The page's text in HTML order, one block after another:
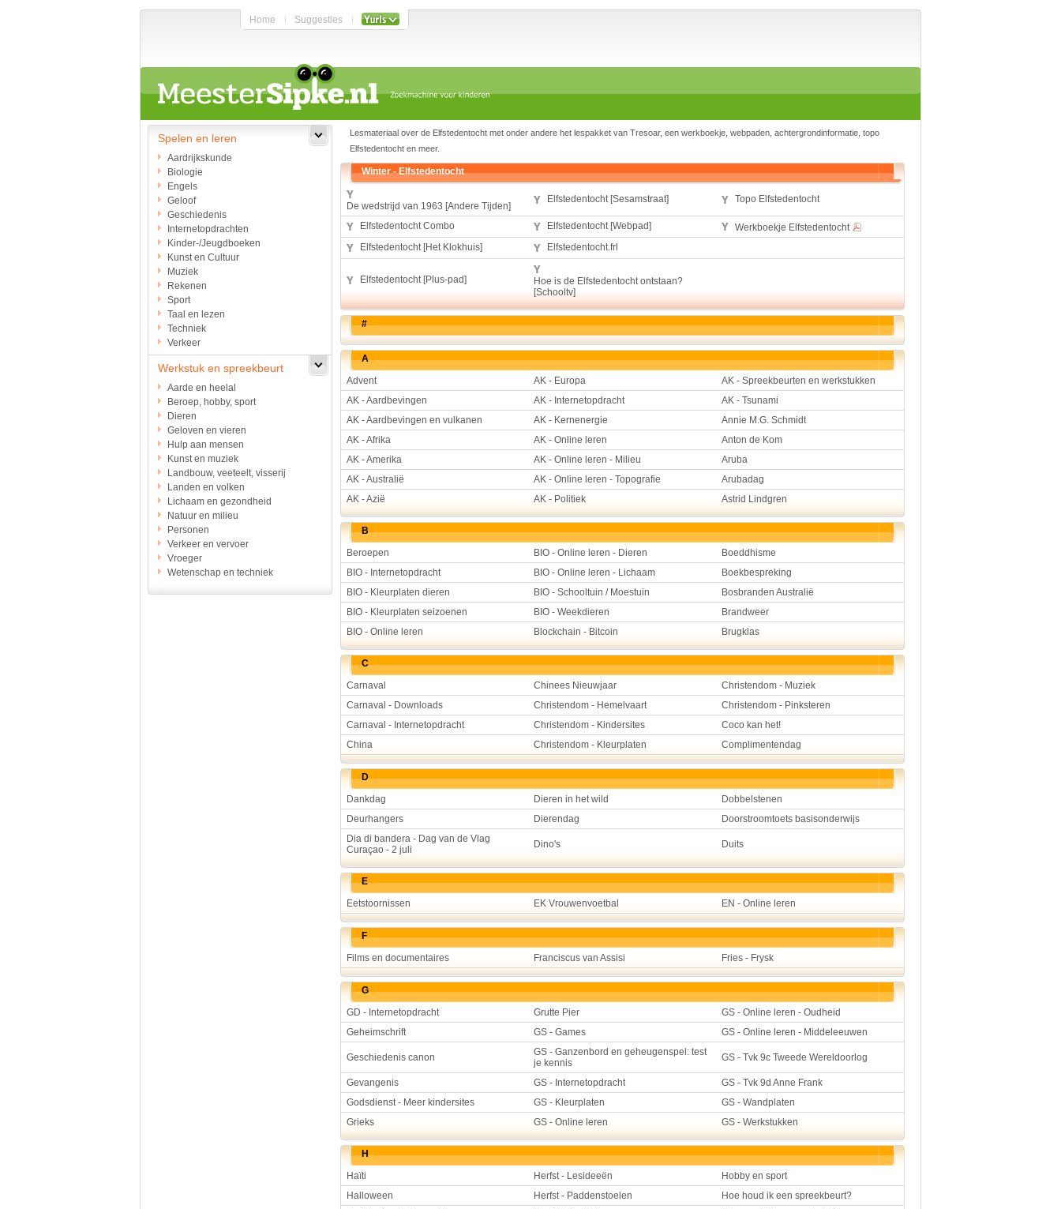
Home Suggesties
Spelen en leren
Aardrijkskunde
Biologie
Engels
Geloof
Geschiedenis
Internetopdrachten
Kinder-/Jeugdboeken
Kunst en Cultuur
Muziek
Rekenen
Sport
Taal en lezen
Techniek
Verkeer
Werkstuk en spreekbeurt
Aarde en heelal
Beroep, hobby, sport
Dieren
Geloven en vieren
Hulp aan mensen
Kunst en muziek
Landbouw, veeteelt, visserij
Landen en volken
Lichaam en gezondheid
Natuur en milieu
Personen
Verkeer en vervoer
Vroeger
Wetenschap en techniek
Lesmateriaal over de Elfstedentocht met onder andere het lespakket van Tresoar, een werkboekje, webpaden, achtergrondinformatie, topo
Elfstedentocht en meer.
Winter - Elfstedentocht
De wedstrijd van 1963 [Andere Tijden]
Elfstedentocht [Sesamstraat] Topo Elfstedentocht
Elfstedentocht Combo Elfstedentocht [Webpad]
Werkboekje Elfstedentocht
Elfstedentocht [Het Klokhuis]
Elfstedentocht.frl
Elfstedentocht [Plus-pad]
Hoe is de Elfstedentocht ontstaan?
[Schooltv]
#
A
Advent
AK - Europa
AK - Spreekbeurten en werkstukken
AK - Aardbevingen
AK - Internetopdracht
AK - Tsunami
AK - Aardbevingen en vulkanen
AK - Kernenergie
Annie M.G. Schmidt
AK - Afrika
AK - Online leren
Anton de Kom
AK - Amerika
AK - Online leren - Milieu
Aruba
AK - Australië
AK - Online leren - Topografie
Arubadag
AK - Azië
AK - Politiek Astrid Lindgren
B
Beroepen
BIO - Online leren - Dieren
Boeddhisme
BIO - Internetopdracht
BIO - Online leren - Lichaam
Boekbespreking
BIO - Kleurplaten dieren
BIO - Schooltuin / Moestuin
Bosbranden Australië
BIO - Kleurplaten seizoenen
BIO - Weekdieren
Brandweer
BIO - Online leren
Blockchain - Bitcoin Brugklas
C
Carnaval
Chinees Nieuwjaar
Christendom - Muziek
Carnaval - Downloads
Christendom - Hemelvaart
Christendom - Pinksteren
Carnaval - Internetopdracht
Christendom - Kindersites
Coco kan het!
China
Christendom - Kleurplaten Complimentendag
D
Dankdag
Dieren in het wild
Dobbelstenen
Deurhangers
Dierendag
Doorstroomtoets basisonderwijs
Dia di bandera - Dag van de Vlag
Curaçao - 2 juli
Dino's Duits
E
Eetstoornissen
EK Vrouwenvoetbal EN - Online leren
F
Films en documentaires
Franciscus van Assisi Fries - Frysk
G
GD - Internetopdracht
Grutte Pier
GS - Online leren - Oudheid
Geheimschrift
GS - Games GS - Online leren - Middeleeuwen
Geschiedenis canon
GS - Ganzenbord en geheugenspel: test
je kennis
GS - Tvk 9c Tweede Wereldoorlog
Gevangenis GS - Internetopdracht
GS - Tvk 9d Anne Frank
Godsdienst - Meer kindersites
GS - Kleurplaten
GS - Wandplaten
Grieks
GS - Online leren GS - Werkstukken
H
Haïti
Herfst - Lesideeën
Hobby en sport
Halloween
Herfst - Paddenstoelen
Hoe houd ik een spreekbeurt?